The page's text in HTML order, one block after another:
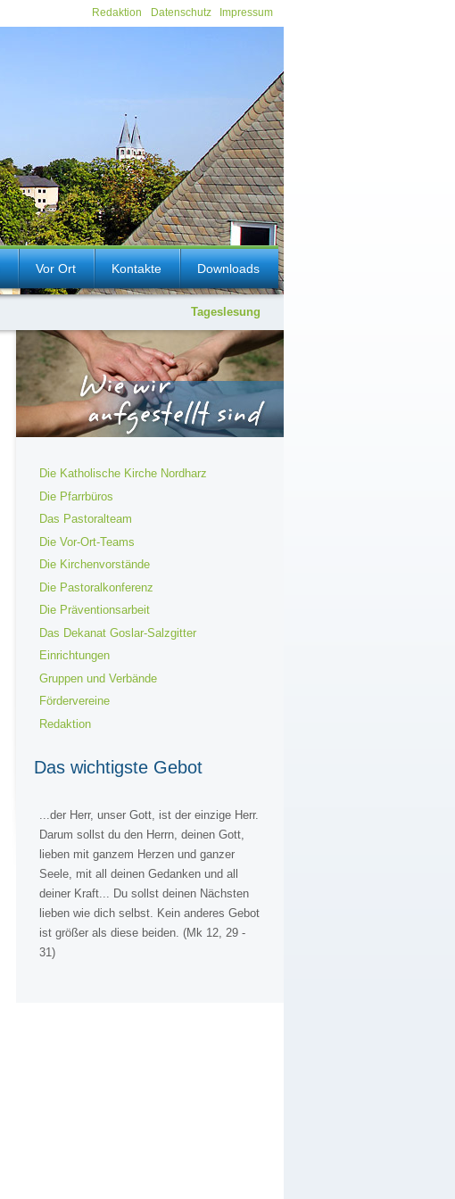
Redaktion Datenschutz Impressum
Vor Ort Kontakte Downloads
Tageslesung
Die Katholische Kirche Nordharz
Die Pfarrbüros
Das Pastoralteam
Die Vor-Ort-Teams
Die Kirchenvorstände
Die Pastoralkonferenz
Die Präventionsarbeit
Das Dekanat Goslar-Salzgitter
Einrichtungen
Gruppen und Verbände
Fördervereine
Redaktion
Das wichtigste Gebot
...der Herr, unser Gott, ist der einzige Herr.
Darum sollst du den Herrn, deinen Gott,
lieben mit ganzem Herzen und ganzer
Seele, mit all deinen Gedanken und all
deiner Kraft... Du sollst deinen Nächsten
lieben wie dich selbst. Kein anderes Gebot
ist größer als diese beiden. (Mk 12, 29 -
31)